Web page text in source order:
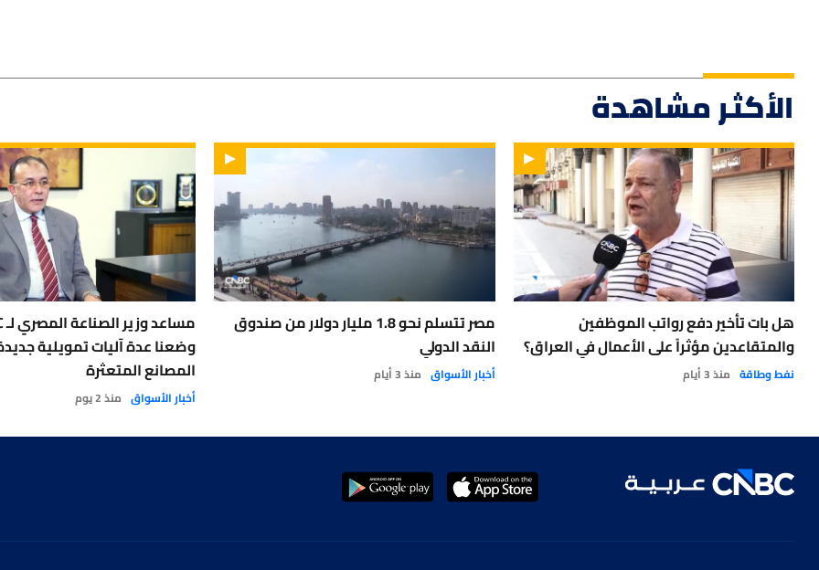
الأكثر مشاهدة
هل بات تأخير دفع رواتب الموظفين
والمتقاعدين مؤثراً على الأعمال في العراق؟
نفط وطاقة منذ 3 أيام
مصر تتسلم نحو 1.8 مليار دولار من صندوق
النقد الدولي
أخبار الأسواق منذ 3 أيام
وضعنا عدة آليات تمويلية
المصانع المتعثرة
أخبار الأسواق منذ 2 يوم